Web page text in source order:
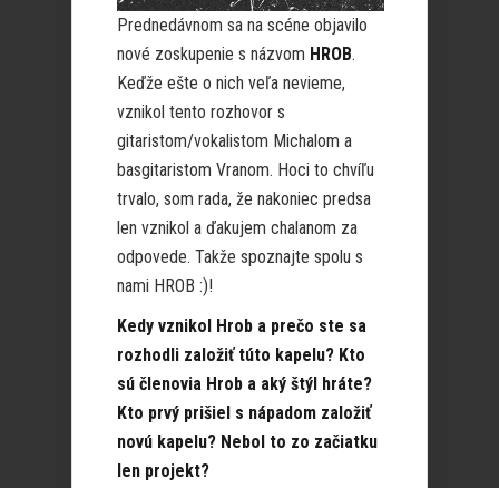
Prednedávnom sa na scéne objavilo
nové zoskupenie s názvom HROB.
Keďže ešte o nich veľa nevieme,
vznikol tento rozhovor s
gitaristom/vokalistom Michalom a
basgitaristom Vranom. Hoci to chvíľu
trvalo, som rada, že nakoniec predsa
len vznikol a ďakujem chalanom za
odpovede. Takže spoznajte spolu s
nami HROB :)!
Kedy vznikol Hrob a prečo ste sa
rozhodli založiť túto kapelu? Kto
sú členovia Hrob a aký štýl hráte?
Kto prvý prišiel s nápadom založiť
novú kapelu? Nebol to zo začiatku
len projekt?